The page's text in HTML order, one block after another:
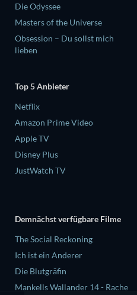
Die Odyssee
Masters of the Universe
Obsession – Du sollst mich
lieben
Top 5 Anbieter
Netflix
Amazon Prime Video
Apple TV
Disney Plus
JustWatch TV
Demnächst verfügbare Filme
The Social Reckoning
Ich ist ein Anderer
Die Blutgräfin
Mankells Wallander 14 - Rache